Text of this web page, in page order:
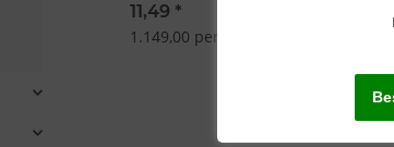
11,49 *
1.149,00 per 1 l